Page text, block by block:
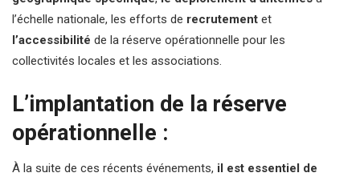
l’échelle nationale, les efforts de recrutement et
l’accessibilité de la réserve opérationnelle pour les
collectivités locales et les associations.
L’implantation de la réserve
opérationnelle :
À la suite de ces récents événements, il est essentiel de